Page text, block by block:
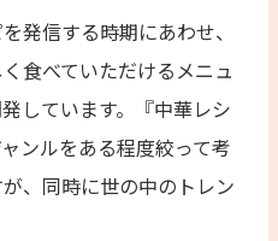
発信する時期にあわせ、
食べていただけるメニュ
しています。『中華レシ
ンルをある程度絞って考
、同時に世の中のトレン